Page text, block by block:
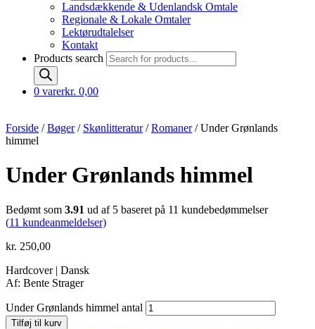
Landsdækkende & Udenlandsk Omtale
Regionale & Lokale Omtaler
Lektørudtalelser
Kontakt
Products search
0 varerkr. 0,00
Forside /Bøger/ Skønlitteratur/Romaner/ Under Grønlands
himmel
Under Grønlands himmel
Bedømt som 3.91 ud af 5 baseret på 11 kundebedømmelser
(11 kundeanmeldelser)
kr. 250,00
Hardcover | Dansk
Af: Bente Strager
Under Grønlands himmel antal
Tilføj til kurv